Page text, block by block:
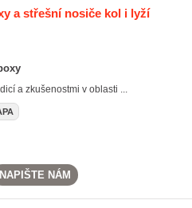
a střešní nosiče kol i lyží
a zkušenostmi v oblasti ...
NAPIŠTE NÁM